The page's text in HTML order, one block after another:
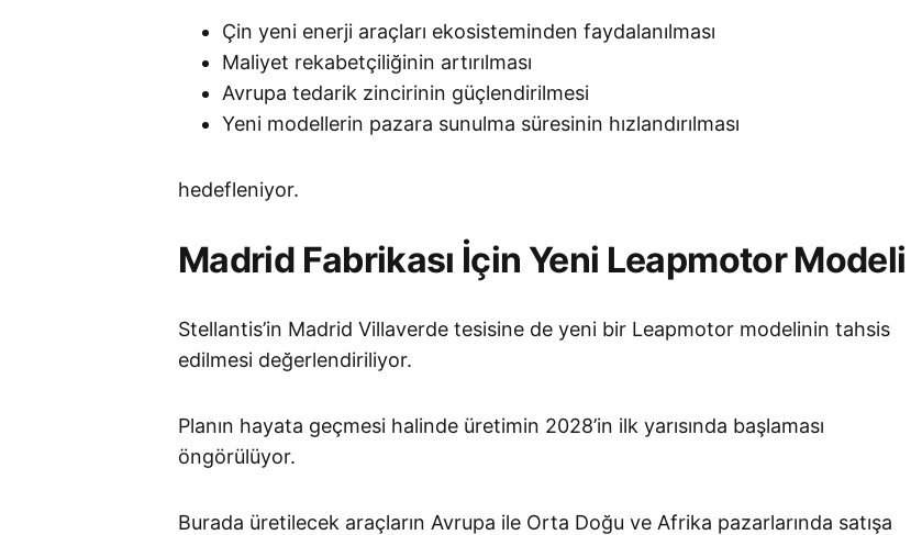
Çin yeni enerji araçları ekosisteminden faydalanılması
Maliyet rekabetçiliğinin artırılması
Avrupa tedarik zincirinin güçlendirilmesi
Yeni modellerin pazara sunulma süresinin hızlandırılması
hedefleniyor.
Madrid Fabrikası İçin Yeni Leapmotor Modeli
Stellantis’in Madrid Villaverde tesisine de yeni bir Leapmotor modelinin tahsis
edilmesi değerlendiriliyor.
Planın hayata geçmesi halinde üretimin 2028’in ilk yarısında başlaması
öngörülüyor.
Burada üretilecek araçların Avrupa ile Orta Doğu ve Afrika pazarlarında satışa